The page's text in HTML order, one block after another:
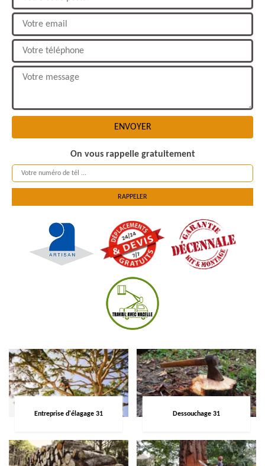
On vous rappelle gratuitement
Entreprise d'élagage 31 Dessouchage 31